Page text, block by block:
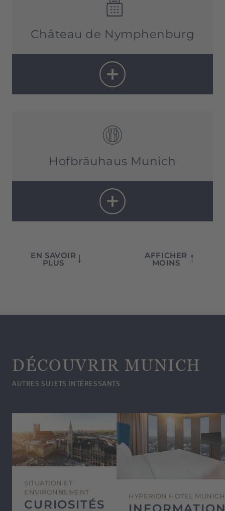
Visite de la tour sud :
Dimanche et jours fériés :
11h30 – 17h
Château de Nymphenburg
Château de Nymphenburg & Musée des
Hofbräuhaus Munich
tous les jours 11h – 24h
EN SAVOIR
PLUS
AFFICHER
MOINS
DÉCOUVRIR MUNICH
AUTRES SUJETS INTÉRESSANTS
SITUATION ET
ENVIRONNEMENT
CURIOSITÉS
HYPERION HOTEL MUNICH